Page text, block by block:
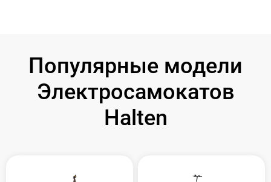
Популярные модели
Электросамокатов
Halten